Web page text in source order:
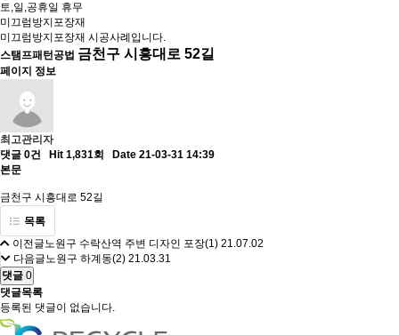
토,일,공휴일 휴무
미끄럼방지포장재
미끄럼방지포장재 시공사례입니다.
스탬프패턴공법 금천구 시흥대로 52길
페이지 정보
최고관리자
댓글 0건
Hit 1,831회
Date 21-03-31 14:39
본문
금천구 시흥대로 52길
목록
이전글노원구 수락산역 주변 디자인 포장(1) 21.07.02
다음글노원구 하계동(2) 21.03.31
댓글 0
댓글목록
등록된 댓글이 없습니다.